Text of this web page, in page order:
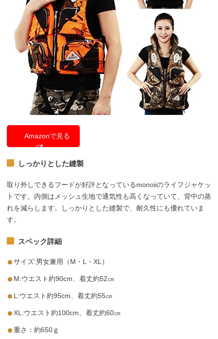
Amazonで見る
しっかりとした縫製
取り外しできるフードが好評となっているmonoiiのライフジャケッ
トです。内側はメッシュ生地で通気性も高くなっていて、背中の蒸
れを減らします。しっかりとした縫製で、耐久性にも優れていま
す。
スペック詳細
サイズ:男女兼用（M・L・XL）
M:ウエスト約90cm、着丈約52㎝
L:ウエスト約95cm、着丈約55㎝
XL:ウエスト約100cm、着丈約60㎝
重さ：約650ｇ